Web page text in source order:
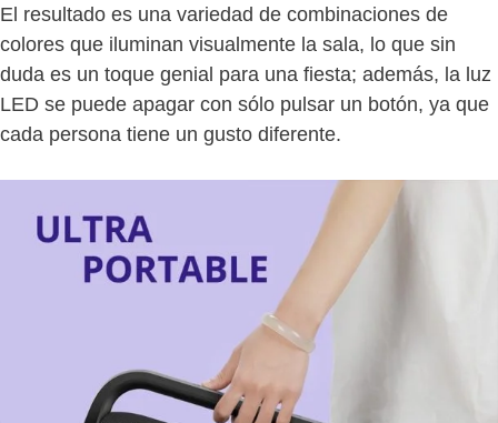
El resultado es una variedad de combinaciones de
colores que iluminan visualmente la sala, lo que sin
duda es un toque genial para una fiesta; además, la luz
LED se puede apagar con sólo pulsar un botón, ya que
cada persona tiene un gusto diferente.